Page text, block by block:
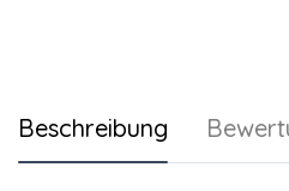
Beschreibung